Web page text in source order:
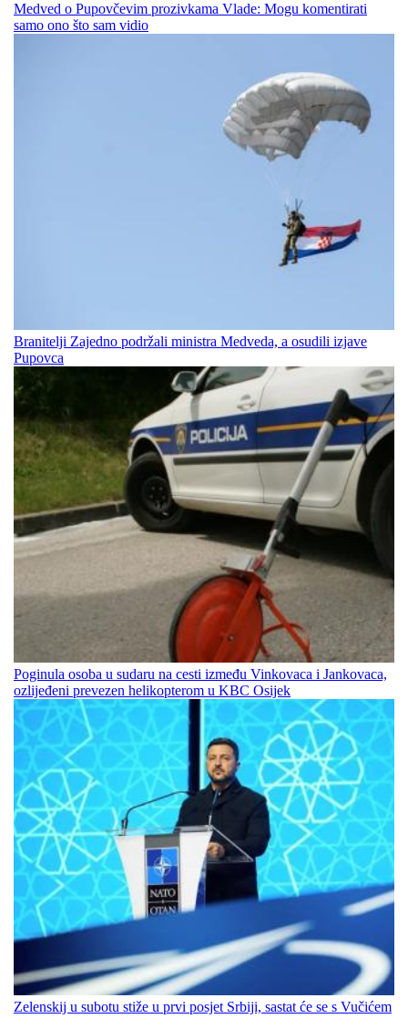
Medved o Pupovčevim prozivkama Vlade: Mogu komentirati
samo ono što sam vidio
Branitelji Zajedno podržali ministra Medveda, a osudili izjave
Pupovca
Poginula osoba u sudaru na cesti između Vinkovaca i Jankovaca,
ozlijeđeni prevezen helikopterom u KBC Osijek
Zelenskij u subotu stiže u prvi posjet Srbiji, sastat će se s Vučićem